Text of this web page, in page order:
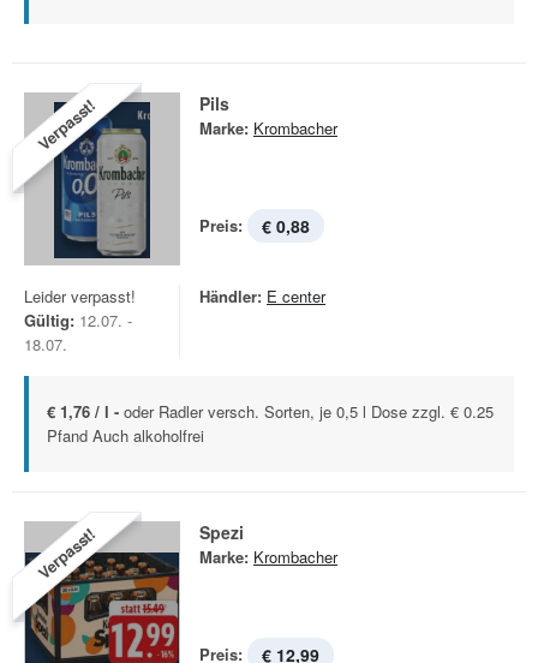
Verpasst! Pils
Marke: Krombacher
Preis: € 0,88
Leider verpasst!
Gültig: 12.07. -
18.07.
Händler: E center
€ 1,76 / l - oder Radler versch. Sorten, je 0,5 l Dose zzgl. € 0.25
Pfand Auch alkoholfrei
Verpasst! Spezi
Marke: Krombacher
Preis: € 12,99